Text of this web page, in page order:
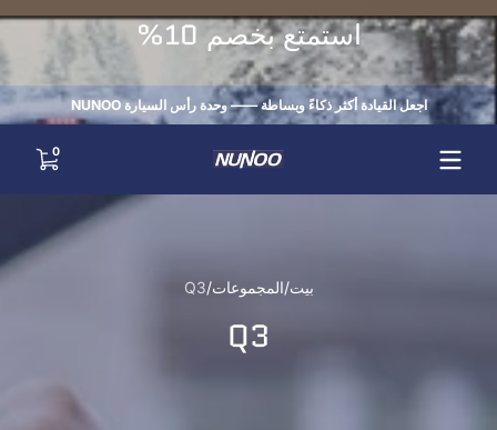
Skip to content استمتع بخصم 10%
اجعل القيادة أكثر ذكاءً وبساطة —— وحدة رأس السيارة NUNOO
00 items
بيت المجموعات Q3
Q3